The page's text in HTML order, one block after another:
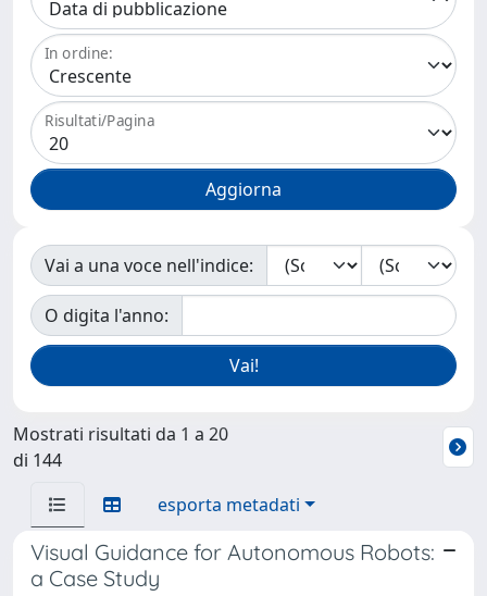
In ordine:
Risultati/Pagina
Vai a una voce nell'indice:
O digita l'anno:
Mostrati risultati da 1 a 20
di 144
esporta metadati
Visual Guidance for Autonomous Robots:
a Case Study